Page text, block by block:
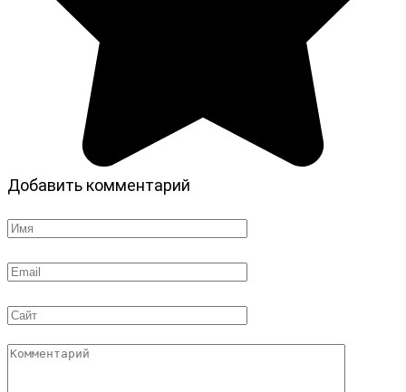
Добавить комментарий
Имя
Email
Сайт
Комментарий